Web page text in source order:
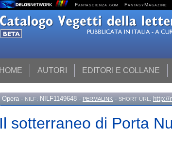
Fantascienza.com FantasyMagazine
HOME AUTORI EDITORI E COLLANE
Opera - NILF: NILF1149648 - PERMALINK - SHORT URL: http://
Il sotterraneo di Porta